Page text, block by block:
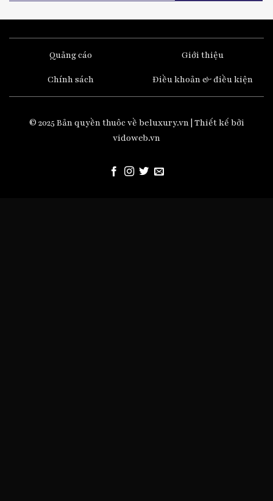
Quảng cáo Giới thiệu
Chính sách Điều khoản & điều kiện
© 2025 Bản quyền thuôc về beluxury.vn | Thiết kế bởi
vidoweb.vn